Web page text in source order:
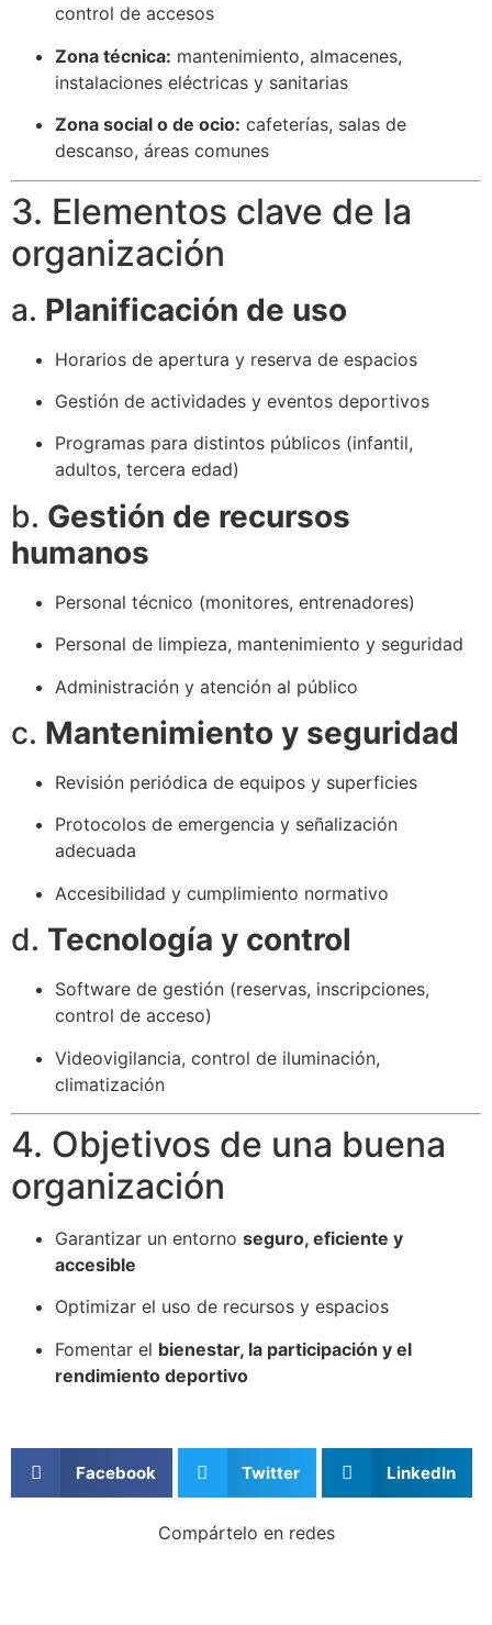
control de accesos
Zona técnica: mantenimiento, almacenes,
instalaciones eléctricas y sanitarias
Zona social o de ocio: cafeterías, salas de
descanso, áreas comunes
3. Elementos clave de la
organización
a. Planificación de uso
Horarios de apertura y reserva de espacios
Gestión de actividades y eventos deportivos
Programas para distintos públicos (infantil,
adultos, tercera edad)
b. Gestión de recursos
humanos
Personal técnico (monitores, entrenadores)
Personal de limpieza, mantenimiento y seguridad
Administración y atención al público
c. Mantenimiento y seguridad
Revisión periódica de equipos y superficies
Protocolos de emergencia y señalización
adecuada
Accesibilidad y cumplimiento normativo
d. Tecnología y control
Software de gestión (reservas, inscripciones,
control de acceso)
Videovigilancia, control de iluminación,
climatización
4. Objetivos de una buena
organización
Garantizar un entorno seguro, eficiente y
accesible
Optimizar el uso de recursos y espacios
Fomentar el bienestar, la participación y el
rendimiento deportivo
Facebook Twitter LinkedIn
Compártelo en redes